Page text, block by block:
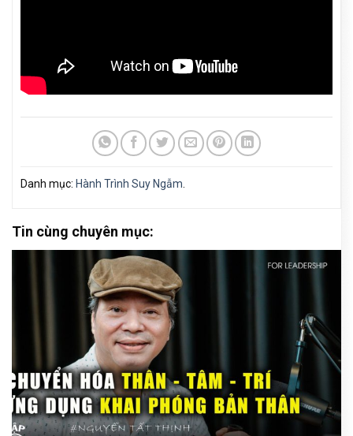
Danh mục: Hành Trình Suy Ngẫm
Tin cùng chuyên mục: